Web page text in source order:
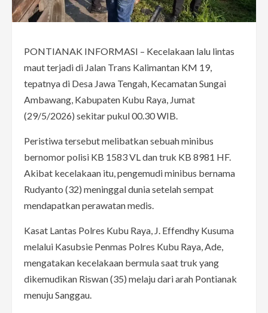
PONTIANAK INFORMASI – Kecelakaan lalu lintas
maut terjadi di Jalan Trans Kalimantan KM 19,
tepatnya di Desa Jawa Tengah, Kecamatan Sungai
Ambawang, Kabupaten Kubu Raya, Jumat
(29/5/2026) sekitar pukul 00.30 WIB.
Peristiwa tersebut melibatkan sebuah minibus
bernomor polisi KB 1583 VL dan truk KB 8981 HF.
Akibat kecelakaan itu, pengemudi minibus bernama
Rudyanto (32) meninggal dunia setelah sempat
mendapatkan perawatan medis.
Kasat Lantas Polres Kubu Raya, J. Effendhy Kusuma
melalui Kasubsie Penmas Polres Kubu Raya, Ade,
mengatakan kecelakaan bermula saat truk yang
dikemudikan Riswan (35) melaju dari arah Pontianak
menuju Sanggau.